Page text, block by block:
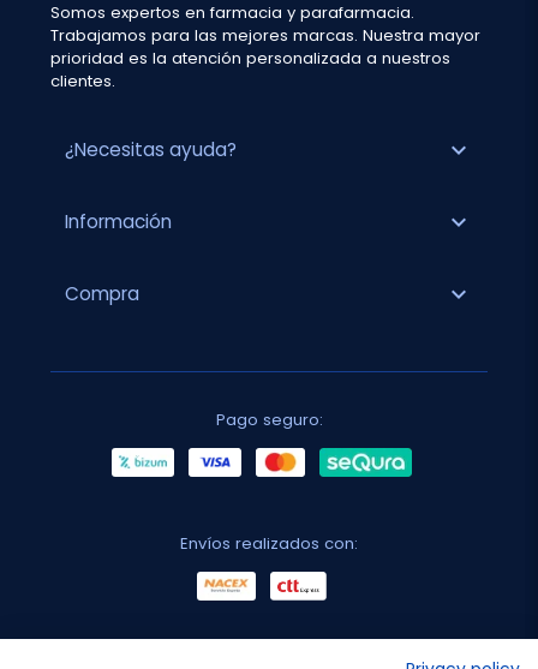
Somos expertos en farmacia y parafarmacia.
Trabajamos para las mejores marcas. Nuestra mayor
prioridad es la atención personalizada a nuestros
clientes.
¿Necesitas ayuda? expand_more
Información expand_more
Compra expand_more
Pago seguro:
Envíos realizados con: